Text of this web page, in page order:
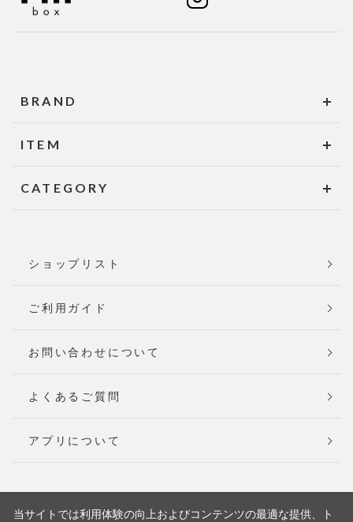
BRAND
ITEM
CATEGORY
ショップリスト
ご利用ガイド
お問い合わせについて
よくあるご質問
アプリについて
当サイトでは利用体験の向上およびコンテンツの最適な提供、ト